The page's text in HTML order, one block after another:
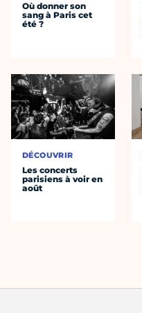
Où donner son
sang à Paris cet
été ?
DÉCOUVRIR
Les concerts
parisiens à voir en
août